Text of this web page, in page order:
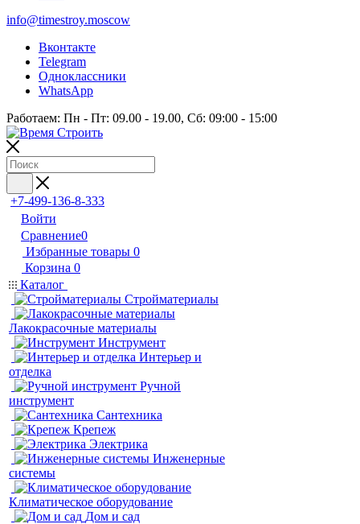
info@timestroy.moscow
Вконтакте
Telegram
Одноклассники
WhatsApp
Работаем: Пн - Пт: 09.00 - 19.00, Сб: 09:00 - 15:00
+7-499-136-8-333
Войти
Сравнение0
Избранные товары 0
Корзина 0
Каталог
Стройматериалы
Лакокрасочные материалы
Инструмент
Интерьер и
отделка
Ручной
инструмент
Сантехника
Крепеж
Электрика
Инженерные
системы
Климатическое оборудование
Дом и сад